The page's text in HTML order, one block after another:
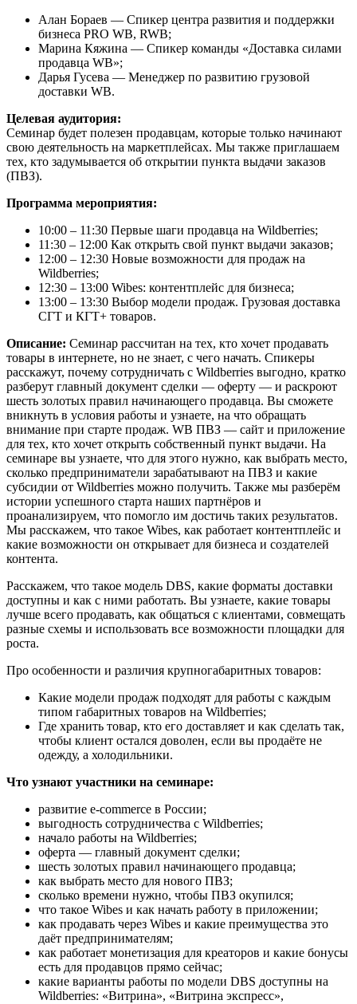
Алан Бораев — Спикер центра развития и поддержки
бизнеса PRO WB, RWB;
Марина Кяжина — Спикер команды «Доставка силами
продавца WB»;
Дарья Гусева — Менеджер по развитию грузовой
доставки WB.
Целевая аудитория:
Семинар будет полезен продавцам, которые только начинают
свою деятельность на маркетплейсах. Мы также приглашаем
тех, кто задумывается об открытии пункта выдачи заказов
(ПВЗ).
Программа мероприятия:
10:00 – 11:30 Первые шаги продавца на Wildberries;
11:30 – 12:00 Как открыть свой пункт выдачи заказов;
12:00 – 12:30 Новые возможности для продаж на
Wildberries;
12:30 – 13:00 Wibes: контентплейс для бизнеса;
13:00 – 13:30 Выбор модели продаж. Грузовая доставка
СГТ и КГТ+ товаров.
Описание: Семинар рассчитан на тех, кто хочет продавать
товары в интернете, но не знает, с чего начать. Спикеры
расскажут, почему сотрудничать с Wildberries выгодно, кратко
разберут главный документ сделки — оферту — и раскроют
шесть золотых правил начинающего продавца. Вы сможете
вникнуть в условия работы и узнаете, на что обращать
внимание при старте продаж. WB ПВЗ — сайт и приложение
для тех, кто хочет открыть собственный пункт выдачи. На
семинаре вы узнаете, что для этого нужно, как выбрать место,
сколько предприниматели зарабатывают на ПВЗ и какие
субсидии от Wildberries можно получить. Также мы разберём
истории успешного старта наших партнёров и
проанализируем, что помогло им достичь таких результатов.
Мы расскажем, что такое Wibes, как работает контентплейс и
какие возможности он открывает для бизнеса и создателей
контента.
Расскажем, что такое модель DBS, какие форматы доставки
доступны и как с ними работать. Вы узнаете, какие товары
лучше всего продавать, как общаться с клиентами, совмещать
разные схемы и использовать все возможности площадки для
роста.
Про особенности и различия крупногабаритных товаров:
Какие модели продаж подходят для работы с каждым
типом габаритных товаров на Wildberries;
Где хранить товар, кто его доставляет и как сделать так,
чтобы клиент остался доволен, если вы продаёте не
одежду, а холодильники.
Что узнают участники на семинаре:
развитие e-commerce в России;
выгодность сотрудничества с Wildberries;
начало работы на Wildberries;
оферта — главный документ сделки;
шесть золотых правил начинающего продавца;
как выбрать место для нового ПВЗ;
сколько времени нужно, чтобы ПВЗ окупился;
что такое Wibes и как начать работу в приложении;
как продавать через Wibes и какие преимущества это
даёт предпринимателям;
как работает монетизация для креаторов и какие бонусы
есть для продавцов прямо сейчас;
какие варианты работы по модели DBS доступны на
Wildberries: «Витрина», «Витрина экспресс»,